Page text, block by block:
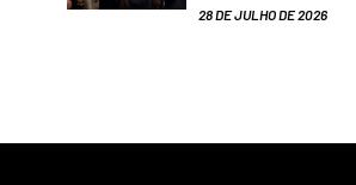
28 DE JULHO DE 2026